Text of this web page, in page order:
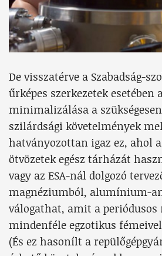
De visszatérve a Szabadság-
űrképes szerkezetek esetében
minimalizálása a szükségesen
szilárdsági követelmények
hatványozottan igaz ez, ahol
ötvözetek egész tárházát
vagy az ESA-nál dolgozó
magnéziumból, alumínium-
válogathat, amit a periódusos
mindenféle egzotikus
(És ez hasonílt a